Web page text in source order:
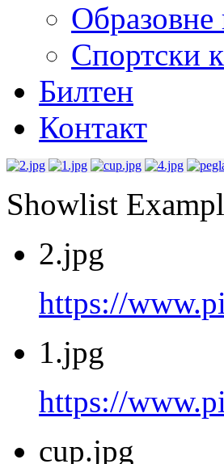
Образовне
Спортски
Билтен
Контакт
Showlist
2.jpg
https://
1.jpg
https://
cup.jpg